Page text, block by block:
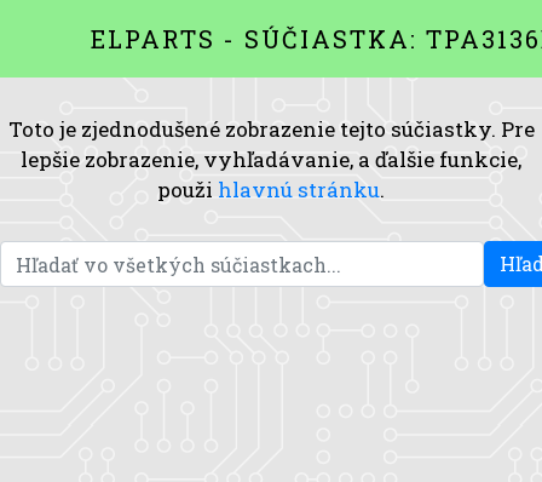
ELPARTS - SÚČIASTKA:
Toto je zjednodušené zobrazenie tejto súčiastky. Pre
lepšie zobrazenie, vyhľadávanie, a ďalšie funkcie,
použi hlavnú stránku.